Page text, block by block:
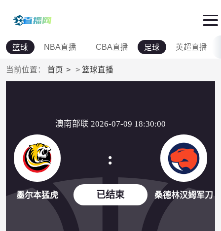
篮球 NBA直播 CBA直播 足球 英超直播
当前位置： 首页 > 篮球直播
澳南部联 2026-07-09 18:30:00
墨尔本猛虎
:
已结束 桑德林汉姆军刀